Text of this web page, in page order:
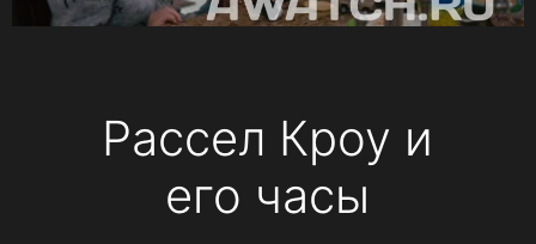
Рассел Кроу и
его часы